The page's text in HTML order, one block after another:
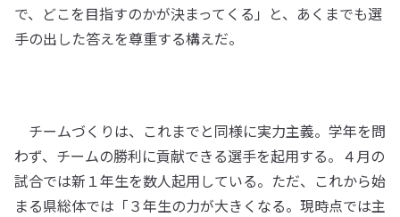
で、どこを目指すのかが決まってくる」と、あくまでも選
手の出した答えを尊重する構えだ。
チームづくりは、これまでと同様に実力主義。学年を問
わず、チームの勝利に貢献できる選手を起用する。４月の
試合では新１年生を数人起用している。ただ、これから始
まる県総体では「３年生の力が大きくなる。現時点では主